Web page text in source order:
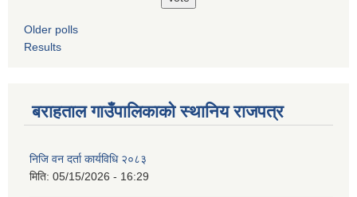
Older polls
Results
बराहताल गाउँपालिकाको स्थानिय राजपत्र
निजि वन दर्ता कार्यविधि २०८३
मिति: 05/15/2026 - 16:29